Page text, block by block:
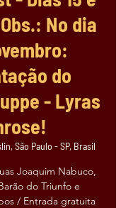
No dia
do
- Lyras
São Paulo - SP, Brasil
Joaquim Nabuco,
do Triunfo e
/ Entrada gratuita